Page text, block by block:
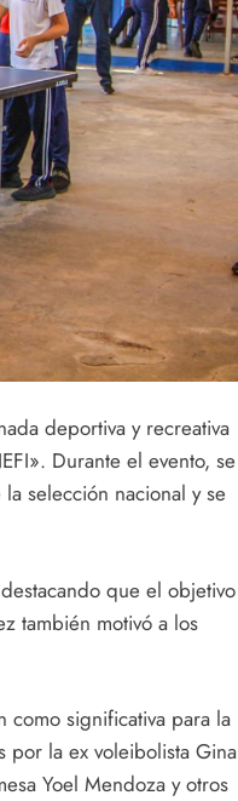
deportiva y recreativa
Durante el evento, se
selección nacional y se
que el objetivo
también motivó a los
significativa para la
por la ex voleibolista Gina
Yoel Mendoza y otros